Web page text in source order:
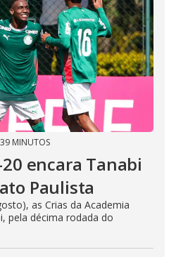
MINUTOS
encara Tanabi
Paulista
as Crias da Academia
pela décima rodada do